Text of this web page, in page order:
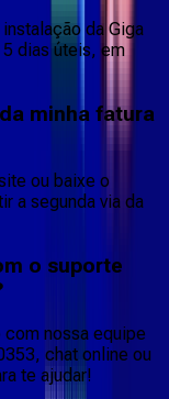
da Giga
dias úteis, em
minha fatura
ou baixe o
a segunda via da
o suporte
com nossa equipe
chat online ou
te ajudar!